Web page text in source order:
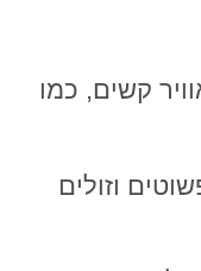
קשים, כמו
וזולים